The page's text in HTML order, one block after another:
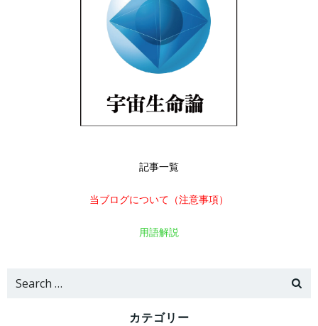
記事一覧
当ブログについて（注意事項）
用語解説
Search
カテゴリー